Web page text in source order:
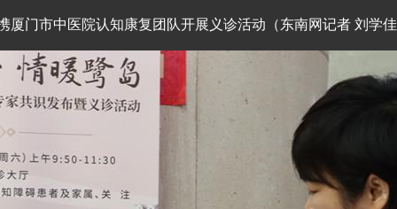
厦门市中医院认知康复团队开展义诊活动（东南网记者 刘学